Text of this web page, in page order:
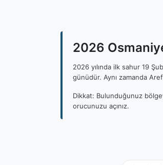
2026
2026 yılında ilk sahur 19
günüdür. Aynı zamanda
Dikkat: Bulunduğunuz
orucunuzu açınız.